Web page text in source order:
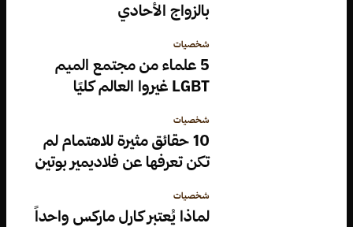
بالزواج الأحادي
شخصيات
5 علماء من مجتمع الميم
LGBT غيروا العالم كليًا
شخصيات
10 حقائق مثيرة للاهتمام لم
تكن تعرفها عن فلاديمير بوتين
شخصيات
لماذا يُعتبر كارل ماركس واحداً